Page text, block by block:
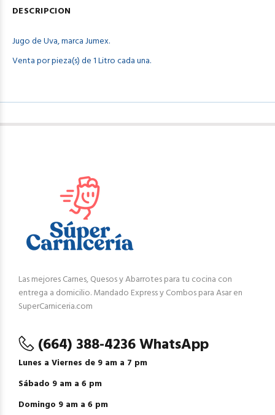
DESCRIPCION
Jugo de Uva, marca Jumex.
Venta por pieza(s) de 1 Litro cada una.
Las mejores Carnes, Quesos y Abarrotes para tu cocina con
entrega a domicilio. Mandado Express y Combos para Asar en
SuperCarniceria.com
(664) 388-4236 WhatsApp
Lunes a Viernes de 9 am a 7 pm
Sábado 9 am a 6 pm
Domingo 9 am a 6 pm